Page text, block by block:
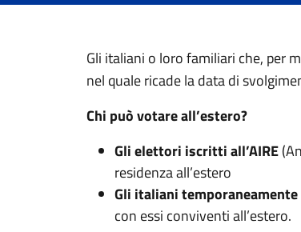
Gli italiani o loro familiari che, per
nel quale ricade la data di
Chi può votare all’estero?
Gli elettori iscritti all’AIRE
residenza all’estero
Gli italiani temporaneamente
con essi conviventi all’estero.